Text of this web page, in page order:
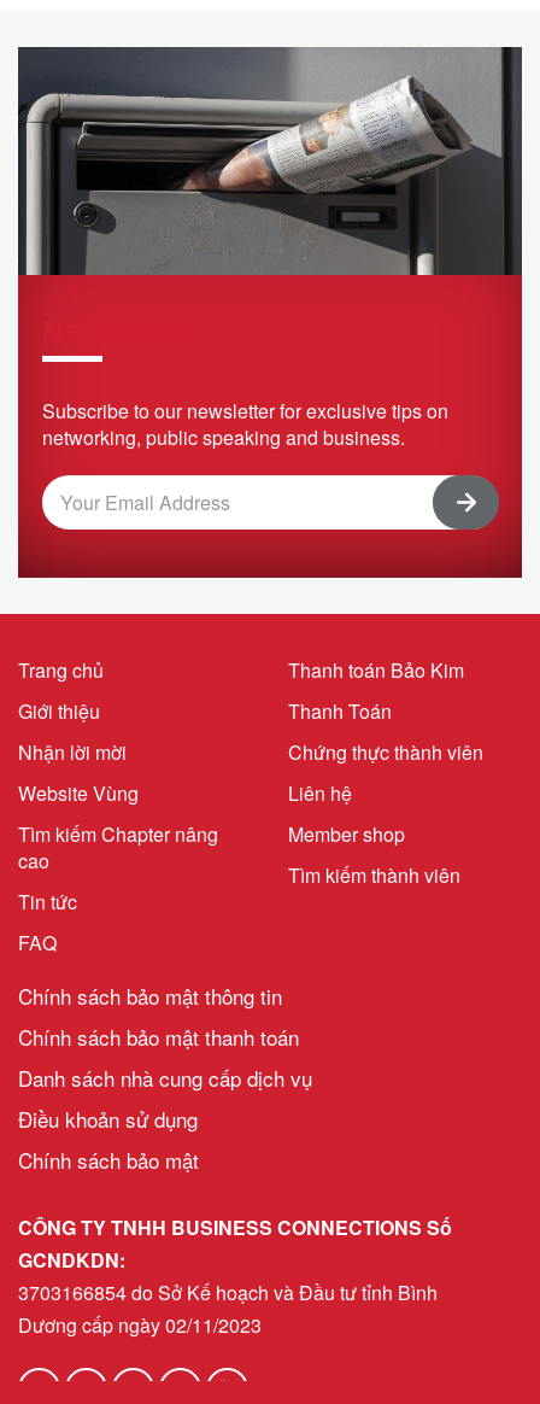
Subscribe to our newsletter for exclusive tips on
networking, public speaking and business.
Trang chủ
Giới thiệu
Nhận lời mời
Website Vùng
Tìm kiếm Chapter nâng
cao
Tin tức
FAQ
Thanh toán Bảo Kim
Thanh Toán
Chứng thực thành viên
Liên hệ
Member shop
Tìm kiếm thành viên
Chính sách bảo mật thông tin
Chính sách bảo mật thanh toán
Danh sách nhà cung cấp dịch vụ
Điều khoản sử dụng
Chính sách bảo mật
CÔNG TY TNHH BUSINESS CONNECTIONS Số
GCNDKDN:
3703166854 do Sở Kế hoạch và Đầu tư tỉnh Bình
Dương cấp ngày 02/11/2023